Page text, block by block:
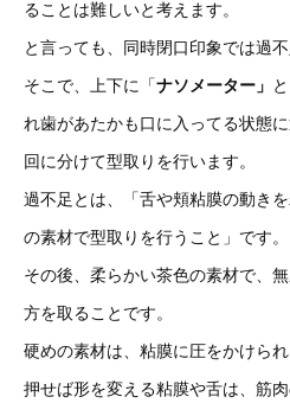
ることは難しいと考えます。
と言っても、同時閉口印象では過
そこで、上下に「ナソメーター 」
れ歯があたかも口に入ってる状態
回に分けて型取りを行います。
過不足とは、「舌や頬粘膜の動き
の素材で型取りを行うこと」です。
その後、柔らかい茶色の素材で、
方を取ることです。
硬めの素材は、粘膜に圧をかけられ
押せば形を変える粘膜や舌は、筋肉